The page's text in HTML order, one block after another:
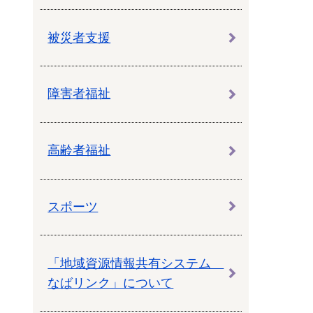
被災者支援
障害者福祉
高齢者福祉
スポーツ
「地域資源情報共有システム
なばリンク」について